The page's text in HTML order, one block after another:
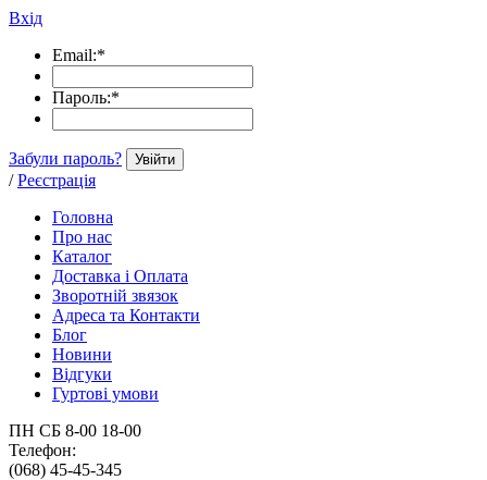
Вхід
Email:*
Пароль:*
Забули пароль? Увійти
/ Реєстрація
Головна
Про нас
Каталог
Доставка і Оплата
Зворотній звязок
Адреса та Контакти
Блог
Новини
Відгуки
Гуртові умови
ПН СБ 8-00 18-00
Телефон:
(068) 45-45-345